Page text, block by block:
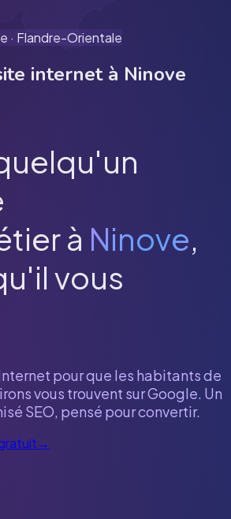
· Flandre-Orientale
internet à Ninove
à Ninove,
vous
pour que les habitants de
vous trouvent sur Google. Un
SEO, pensé pour convertir.
→